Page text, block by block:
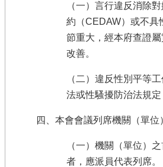
（一）言行違反消除
約（CEDAW）或不具
節重大，經本府查證
改善。
（二）違反性別平等
法或性騷擾防治法規定
四、本會會議列席機關（單位
（一）機關（單位）
者，應派員代表列席。